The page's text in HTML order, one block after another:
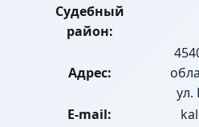
Судебный
район:
Адрес:
ул.
E-mail: